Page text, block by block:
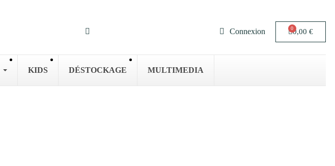
Connexion 0,00 €
KIDS DÉSTOCKAGE MULTIMEDIA